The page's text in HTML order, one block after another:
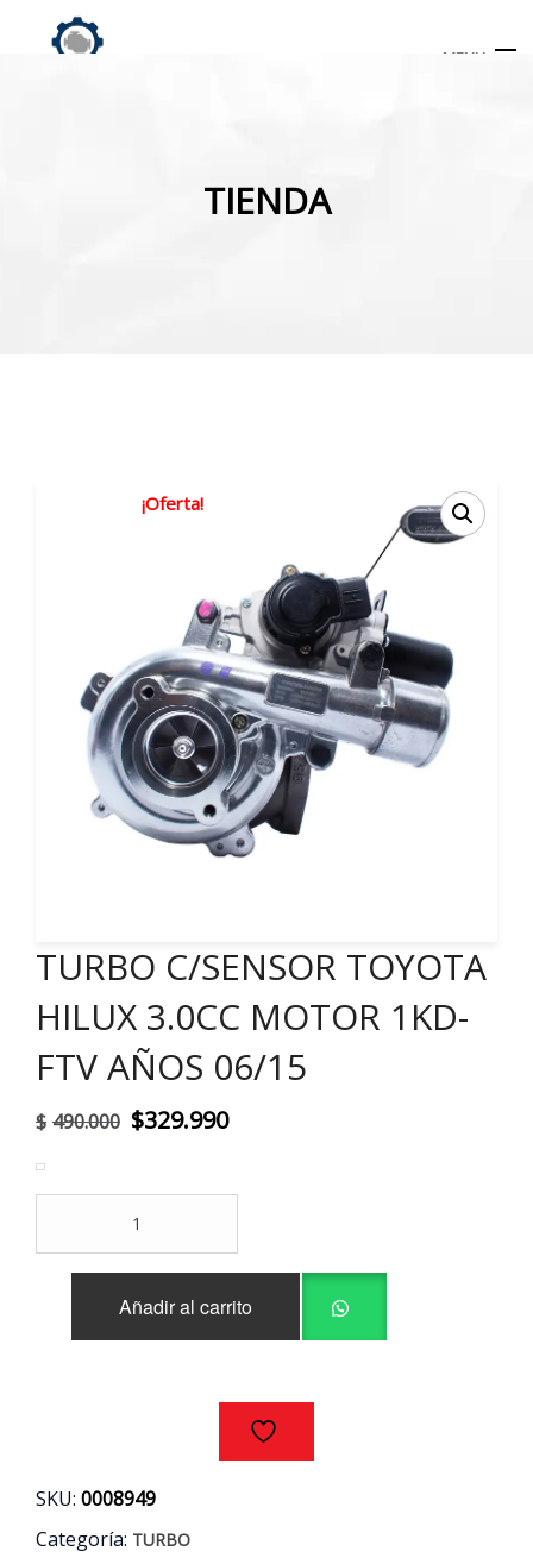
MENU
TIENDA
¡Oferta!
TURBO C/SENSOR TOYOTA
HILUX 3.0CC MOTOR 1KD-
FTV AÑOS 06/15
$ 490.000 El
original
era:
$490.000.
$329.990El
actual
$329.990.
TOYOTA
HILUX
Añadir al carrito
SKU: 0008949
Categoría: TURBO